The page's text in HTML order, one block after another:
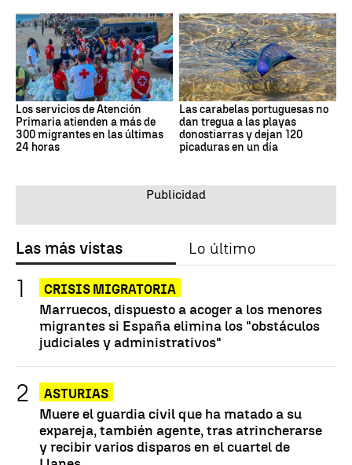
Los servicios de Atención
Primaria atienden a más de
300 migrantes en las últimas
24 horas
Las carabelas portuguesas no
dan tregua a las playas
donostiarras y dejan 120
picaduras en un día
Las más vistas Lo último
CRISIS MIGRATORIA
Marruecos, dispuesto a acoger a los menores
migrantes si España elimina los "obstáculos
judiciales y administrativos"
ASTURIAS
Muere el guardia civil que ha matado a su
expareja, también agente, tras atrincherarse
y recibir varios disparos en el cuartel de